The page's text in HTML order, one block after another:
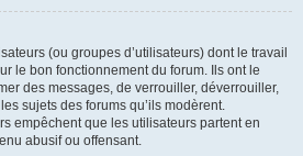
(ou groupes d’utilisateurs) dont le travail
le bon fonctionnement du forum. Ils ont le
des messages, de verrouiller, déverrouiller,
sujets des forums qu’ils modèrent.
empêchent que les utilisateurs partent en
abusif ou offensant.